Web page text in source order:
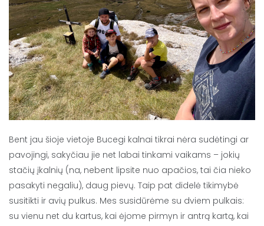
Bent jau šioje vietoje Bucegi kalnai tikrai nėra sudėtingi ar
pavojingi, sakyčiau jie net labai tinkami vaikams – jokių
stačių įkalnių (na, nebent lipsite nuo apačios, tai čia nieko
pasakyti negaliu), daug pievų. Taip pat didelė tikimybė
susitikti ir avių pulkus. Mes susidūrėme su dviem pulkais:
su vienu net du kartus, kai ėjome pirmyn ir antrą kartą, kai